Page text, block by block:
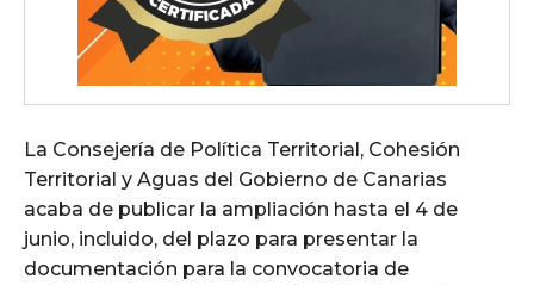
La Consejería de Política Territorial, Cohesión
Territorial y Aguas del Gobierno de Canarias
acaba de publicar la ampliación hasta el 4 de
junio, incluido, del plazo para presentar la
documentación para la convocatoria de